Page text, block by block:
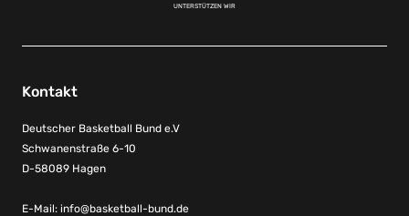
UNTERSTÜTZEN WIR
Kontakt
Deutscher Basketball Bund e.V
Schwanenstraße 6-10
D-58089 Hagen
E-Mail: info@basketball-bund.de